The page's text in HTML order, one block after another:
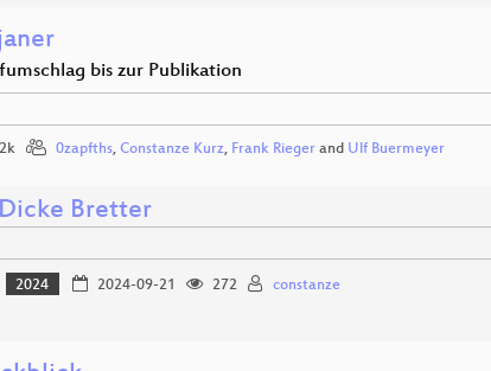
bis zur Publikation
0zapfths, Constanze Kurz, Frank Rieger and Ulf Buermeyer
Bretter
2024 2024-09-21 272 constanze